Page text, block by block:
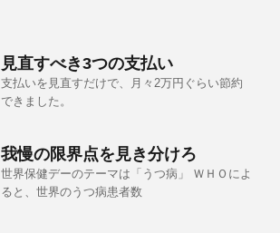
見直すべき3つの支払い
支払いを見直すだけで、月々2万円ぐらい節約
できました。
我慢の限界点を見き分けろ
世界保健デーのテーマは「うつ病」 ＷＨＯによ
ると、世界のうつ病患者数